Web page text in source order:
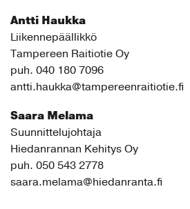
Antti Haukka
Liikennepäällikkö
Tampereen Raitiotie Oy
puh. 040 180 7096
antti.haukka@tampereenraitiotie.fi
Saara Melama
Suunnittelujohtaja
Hiedanrannan Kehitys Oy
puh. 050 543 2778
saara.melama@hiedanranta.fi